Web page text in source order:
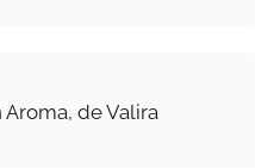
de Valira